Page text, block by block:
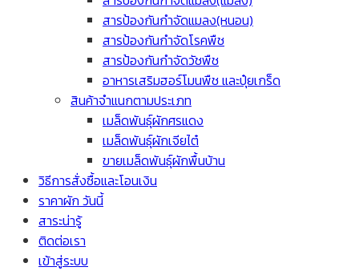
สารป้องกันกำจัดแมลง(หนอน)
สารป้องกันกำจัดโรคพืช
สารป้องกันกำจัดวัชพืช
อาหารเสริมฮอร์โมนพืช และปุ๋ยเกร็ด
สินค้าจำแนกตามประเภท
เมล็ดพันธุ์ผักศรแดง
เมล็ดพันธุ์ผักเจียไต๋
ขายเมล็ดพันธุ์ผักพื้นบ้าน
วิธีการสั่งซื้อและโอนเงิน
ราคาผัก วันนี้
สาระน่ารู้
ติดต่อเรา
เข้าสู่ระบบ